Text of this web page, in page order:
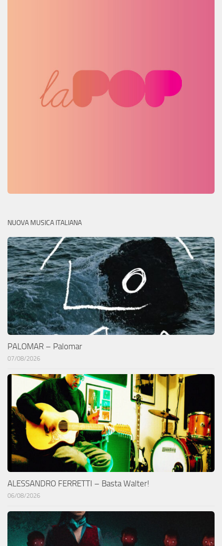
NUOVA MUSICA ITALIANA
PALOMAR – Palomar
07/08/2026
ALESSANDRO FERRETTI – Basta Walter!
06/08/2026